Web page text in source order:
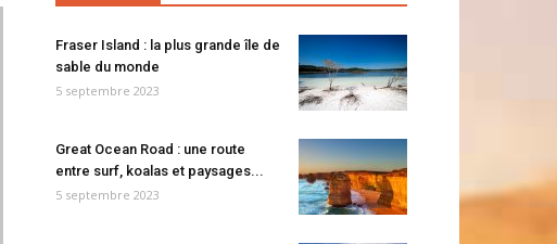
Fraser Island : la plus grande île de
sable du monde
5 septembre 2023
Great Ocean Road : une route
entre surf, koalas et paysages...
5 septembre 2023